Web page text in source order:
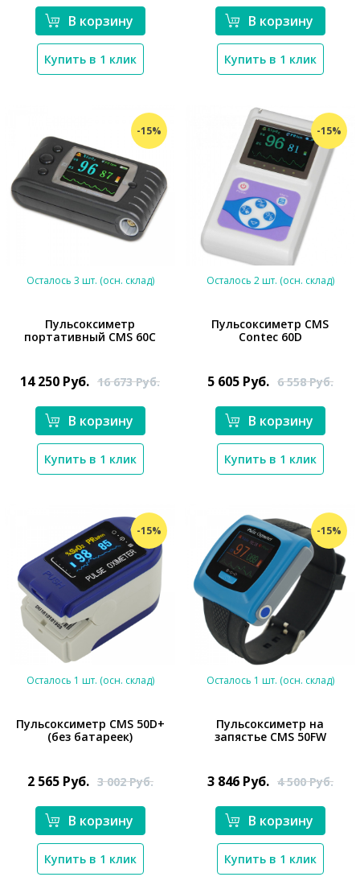
В корзину
Купить в 1 клик
В корзину
Купить в 1 клик
-15%
Осталось 3 шт. (осн. склад)
Пульсоксиметр
портативный CMS 60C
14 250 Руб. 16 673Руб.
В корзину
Купить в 1 клик
-15%
Осталось 2 шт. (осн. склад)
Пульсоксиметр CMS
Contec 60D
5 605 Руб. 6 558Руб.
В корзину
Купить в 1 клик
-15%
Осталось 1 шт. (осн. склад)
Пульсоксиметр CMS 50D+
(без батареек)
2 565 Руб. 3 002Руб.
В корзину
Купить в 1 клик
-15%
Осталось 1 шт. (осн. склад)
Пульсоксиметр на
запястье CMS 50FW
3 846 Руб. 4 500Руб.
В корзину
Купить в 1 клик